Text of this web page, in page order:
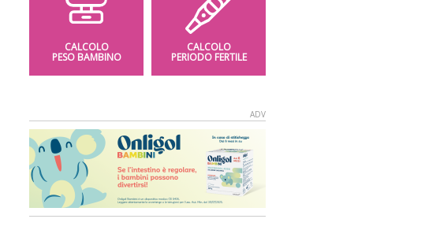
CALCOLO
PESO BAMBINO
CALCOLO
PERIODO FERTILE